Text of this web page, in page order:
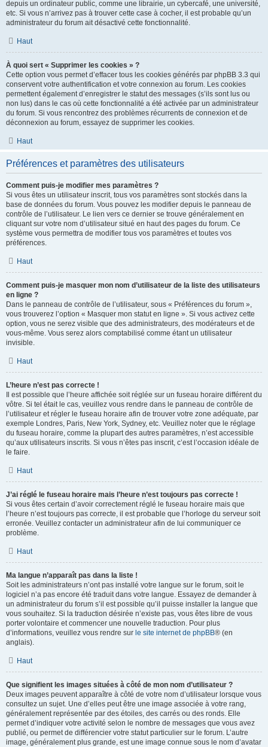
depuis un ordinateur public, comme une librairie, un cybercafé, une université,
etc. Si vous n’arrivez pas à trouver cette case à cocher, il est probable qu’un
administrateur du forum ait désactivé cette fonctionnalité.
Haut
À quoi sert « Supprimer les cookies » ?
Cette option vous permet d’effacer tous les cookies générés par phpBB 3.3 qui
conservent votre authentification et votre connexion au forum. Les cookies
permettent également d’enregistrer le statut des messages (s’ils sont lus ou
non lus) dans le cas où cette fonctionnalité a été activée par un administrateur
du forum. Si vous rencontrez des problèmes récurrents de connexion et de
déconnexion au forum, essayez de supprimer les cookies.
Haut
Préférences et paramètres des utilisateurs
Comment puis-je modifier mes paramètres ?
Si vous êtes un utilisateur inscrit, tous vos paramètres sont stockés dans la
base de données du forum. Vous pouvez les modifier depuis le panneau de
contrôle de l’utilisateur. Le lien vers ce dernier se trouve généralement en
cliquant sur votre nom d’utilisateur situé en haut des pages du forum. Ce
système vous permettra de modifier tous vos paramètres et toutes vos
préférences.
Haut
Comment puis-je masquer mon nom d’utilisateur de la liste des utilisateurs
en ligne ?
Dans le panneau de contrôle de l’utilisateur, sous « Préférences du forum »,
vous trouverez l’option « Masquer mon statut en ligne ». Si vous activez cette
option, vous ne serez visible que des administrateurs, des modérateurs et de
vous-même. Vous serez alors comptabilisé comme étant un utilisateur
invisible.
Haut
L’heure n’est pas correcte !
Il est possible que l’heure affichée soit réglée sur un fuseau horaire différent du
vôtre. Si tel était le cas, veuillez vous rendre dans le panneau de contrôle de
l’utilisateur et régler le fuseau horaire afin de trouver votre zone adéquate, par
exemple Londres, Paris, New York, Sydney, etc. Veuillez noter que le réglage
du fuseau horaire, comme la plupart des autres paramètres, n’est accessible
qu’aux utilisateurs inscrits. Si vous n’êtes pas inscrit, c’est l’occasion idéale de
le faire.
Haut
J’ai réglé le fuseau horaire mais l’heure n’est toujours pas correcte !
Si vous êtes certain d’avoir correctement réglé le fuseau horaire mais que
l’heure n’est toujours pas correcte, il est probable que l’horloge du serveur soit
erronée. Veuillez contacter un administrateur afin de lui communiquer ce
problème.
Haut
Ma langue n’apparaît pas dans la liste !
Soit les administrateurs n’ont pas installé votre langue sur le forum, soit le
logiciel n’a pas encore été traduit dans votre langue. Essayez de demander à
un administrateur du forum s’il est possible qu’il puisse installer la langue que
vous souhaitez. Si la traduction désirée n’existe pas, vous êtes libre de vous
porter volontaire et commencer une nouvelle traduction. Pour plus
d’informations, veuillez vous rendre sur le site internet de phpBB® (en
anglais).
Haut
Que signifient les images situées à côté de mon nom d’utilisateur ?
Deux images peuvent apparaître à côté de votre nom d’utilisateur lorsque vous
consultez un sujet. Une d’elles peut être une image associée à votre rang,
généralement représentée par des étoiles, des carrés ou des ronds. Elle
permet d’indiquer votre activité selon le nombre de messages que vous avez
publié, ou permet de différencier votre statut particulier sur le forum. L’autre
image, généralement plus grande, est une image connue sous le nom d’avatar